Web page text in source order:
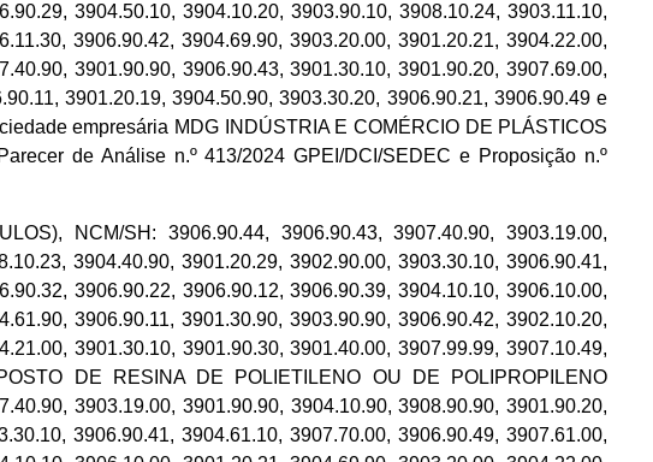
3904.50.10, 3904.10.20, 3903.90.10, 3908.10.24, 3903.11.10,
3906.90.42, 3904.69.90, 3903.20.00, 3901.20.21, 3904.22.00,
3901.90.90, 3906.90.43, 3901.30.10, 3901.90.20, 3907.69.00,
3901.20.19, 3904.50.90, 3903.30.20, 3906.90.21, 3906.90.49 e
empresária MDG INDÚSTRIA E COMÉRCIO DE PLÁSTICOS
de Análise n.º 413/2024 GPEI/DCI/SEDEC e Proposição n.º
NCM/SH: 3906.90.44, 3906.90.43, 3907.40.90, 3903.19.00,
3904.40.90, 3901.20.29, 3902.90.00, 3903.30.10, 3906.90.41,
3906.90.22, 3906.90.12, 3906.90.39, 3904.10.10, 3906.10.00,
3906.90.11, 3901.30.90, 3903.90.90, 3906.90.42, 3902.10.20,
3901.30.10, 3901.90.30, 3901.40.00, 3907.99.99, 3907.10.49,
DE RESINA DE POLIETILENO OU DE POLIPROPILENO
3903.19.00, 3901.90.90, 3904.10.90, 3908.90.90, 3901.90.20,
3906.90.41, 3904.61.10, 3907.70.00, 3906.90.49, 3907.61.00,